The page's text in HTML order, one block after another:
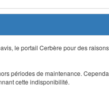
le portail Cerbère pour des
périodes de maintenance.
cette indisponibilité.